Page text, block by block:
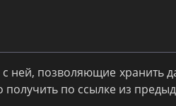
ней, позволяющие хранить
по ссылке из